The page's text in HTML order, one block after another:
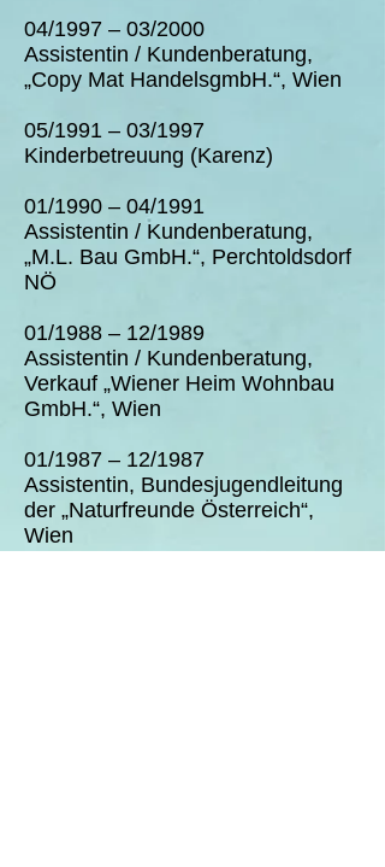
04/1997 – 03/2000
Assistentin / Kundenberatung,
„Copy Mat HandelsgmbH.“, Wien
05/1991 – 03/1997
Kinderbetreuung (Karenz)
01/1990 – 04/1991
Assistentin / Kundenberatung,
„M.L. Bau GmbH.“, Perchtoldsdorf
NÖ
01/1988 – 12/1989
Assistentin / Kundenberatung,
Verkauf „Wiener Heim Wohnbau
GmbH.“, Wien
01/1987 – 12/1987
Assistentin, Bundesjugendleitung
der „Naturfreunde Österreich“,
Wien